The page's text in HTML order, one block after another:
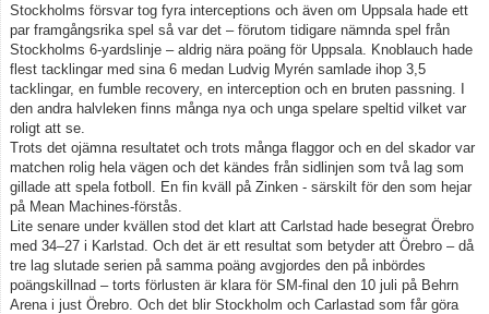
Stockholms försvar tog fyra interceptions och även om Uppsala hade ett
par framgångsrika spel så var det – förutom tidigare nämnda spel från
Stockholms 6-yardslinje – aldrig nära poäng för Uppsala. Knoblauch hade
flest tacklingar med sina 6 medan Ludvig Myrén samlade ihop 3,5
tacklingar, en fumble recovery, en interception och en bruten passning. I
den andra halvleken finns många nya och unga spelare speltid vilket var
roligt att se.
Trots det ojämna resultatet och trots många flaggor och en del skador var
matchen rolig hela vägen och det kändes från sidlinjen som två lag som
gillade att spela fotboll. En fin kväll på Zinken - särskilt för den som hejar
på Mean Machines-förstås.
Lite senare under kvällen stod det klart att Carlstad hade besegrat Örebro
med 34–27 i Karlstad. Och det är ett resultat som betyder att Örebro – då
tre lag slutade serien på samma poäng avgjordes den på inbördes
poängskillnad – torts förlusten är klara för SM-final den 10 juli på Behrn
Arena i just Örebro. Och det blir Stockholm och Carlastad som får göra